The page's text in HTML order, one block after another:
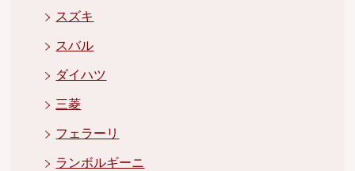
スズキ
スバル
ダイハツ
三菱
フェラーリ
ランボルギーニ